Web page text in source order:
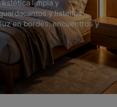
limpia y
y listellos
en bordes, encuentros y